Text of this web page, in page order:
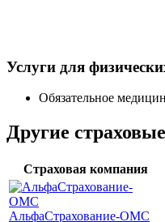
Услуги для
Обязательное
Другие
Страховая компания
АльфаСтрахование-ОМС